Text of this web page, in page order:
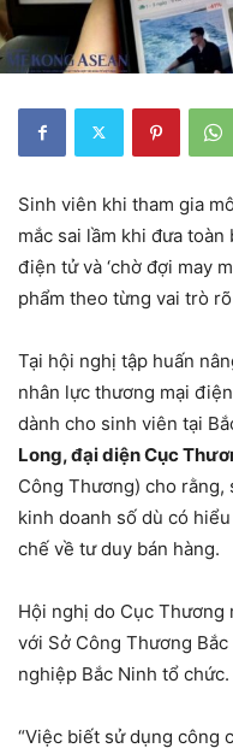
Sinh viên khi tham gia
mắc sai lầm khi đưa
điện tử và ‘chờ đợi may
phẩm theo từng vai trò
Tại hội nghị tập huấn
nhân lực thương mại
dành cho sinh viên tại
Long, đại diện Cục
Công Thương) cho
kinh doanh số dù có
chế về tư duy bán hàng.
Hội nghị do Cục
với Sở Công Thương
nghiệp Bắc Ninh tổ chức.
“Việc biết sử dụng công